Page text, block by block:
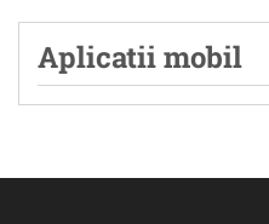
Aplicatii mobil